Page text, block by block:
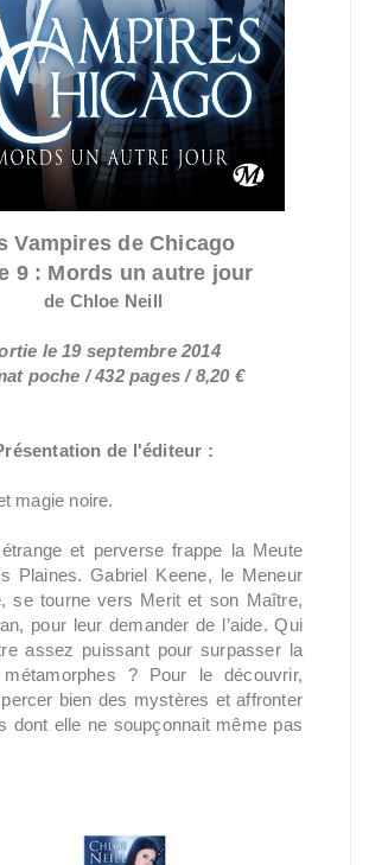
Vampires de Chicago
9 : Mords un autre jour
de Chloe Neill
le 19 septembre 2014
poche / 432 pages / 8,20 €
de l'éditeur :
magie noire.
et perverse frappe la Meute
Plaines. Gabriel Keene, le Meneur
se tourne vers Merit et son Maître,
pour leur demander de l’aide. Qui
assez puissant pour surpasser la
? Pour le découvrir,
bien des mystères et affronter
dont elle ne soupçonnait même pas